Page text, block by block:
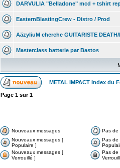
DARVULIA "Belladone" mcd + tshirt
EasternBlastingCrew - Distro / Prod
AäzyliuM cherche GUITARISTE
Masterclass batterie par Bastos
METAL IMPACT Index du
Page 1 sur1
Nouveaux messages
Pas de
Nouveaux messages [
Populaire ]
Pas de
Nouveaux messages [
Verrouillé ]
Pas de